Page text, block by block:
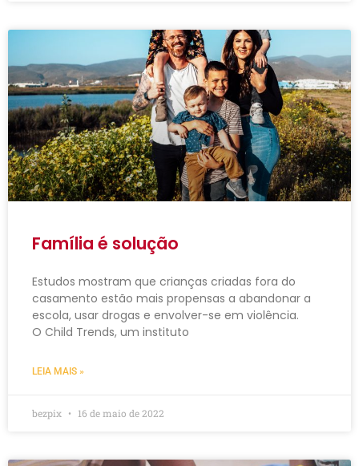
Família é solução
Estudos mostram que crianças criadas fora do
casamento estão mais propensas a abandonar a
escola, usar drogas e envolver-se em violência.
O Child Trends, um instituto
LEIA MAIS »
bezpix 16 de maio de 2022